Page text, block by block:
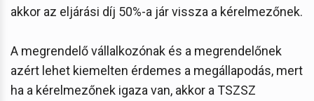
akkor az eljárási díj 50%-a jár vissza a kérelmezőnek.
A megrendelő vállalkozónak és a megrendelőnek
azért lehet kiemelten érdemes a megállapodás, mert
ha a kérelmezőnek igaza van, akkor a TSZSZ